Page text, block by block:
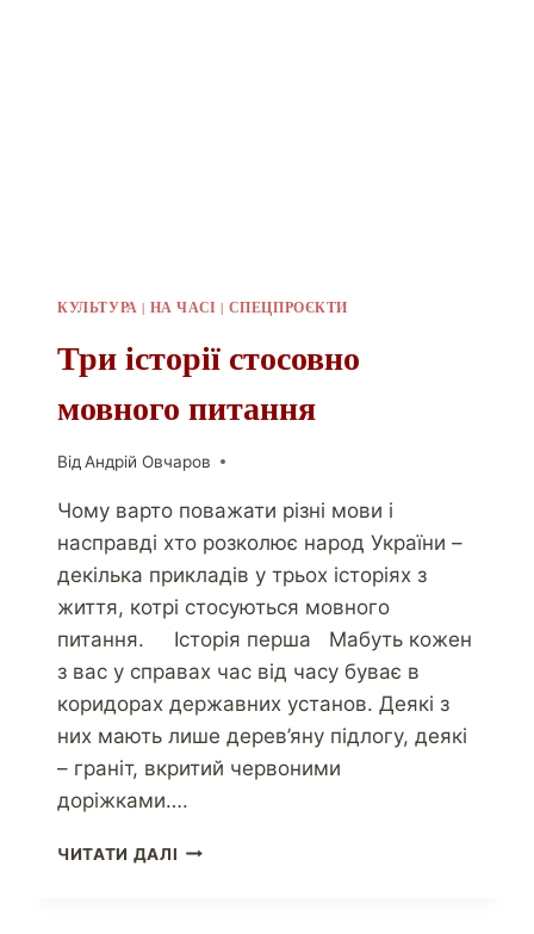
КУЛЬТУРА | НА ЧАСІ | СПЕЦПРОЄКТИ
Три історії стосовно
мовного питання
Від Андрій Овчаров
Чому варто поважати різні мови і
насправді хто розколює народ України –
декілька прикладів у трьох історіях з
життя, котрі стосуються мовного
питання. Історія перша Мабуть кожен
з вас у справах час від часу буває в
коридорах державних установ. Деякі з
них мають лише дерев’яну підлогу, деякі
– граніт, вкритий червоними
доріжками….
ЧИТАТИ ДАЛІ